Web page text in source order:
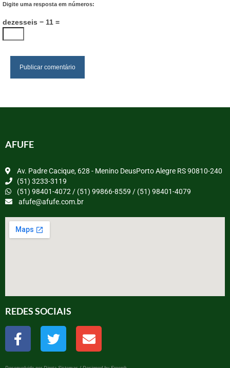
Digite uma resposta em números:
dezesseis − 11 =
AFUFE
Av. Padre Cacique, 628 - Menino DeusPorto Alegre RS 90810-240
(51) 3233-3119
(51) 98401-4072 / (51) 99866-8559 / (51) 98401-4079
afufe@afufe.com.br
REDES SOCIAIS